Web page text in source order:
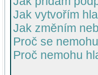
Jak vytvořím
Jak změním
Proč se
Proč nemohu